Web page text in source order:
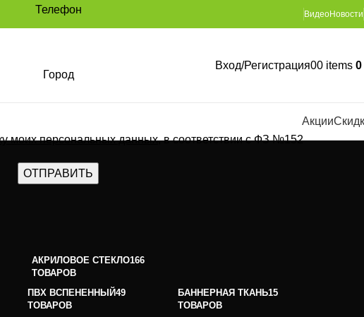
Телефон
Город
моих персональных данных, в соответствии с ФЗ №152
ВидеоНовости
Вход/Регистрация00 items 0
Акции
АКРИЛОВОЕ СТЕКЛО166
ТОВАРОВ
ПВХ ВСПЕНЕННЫЙ49
ТОВАРОВ
БАННЕРНАЯ ТКАНЬ15
ТОВАРОВ